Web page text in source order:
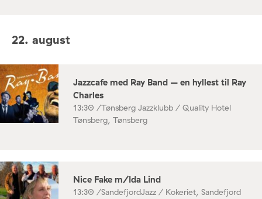
22. august
Jazzcafe med Ray Band – en hyllest til Ray
Charles
13:30 /Tønsberg Jazzklubb / Quality Hotel
Tønsberg, Tønsberg
Nice Fake m/Ida Lind
13:30 /SandefjordJazz / Kokeriet, Sandefjord